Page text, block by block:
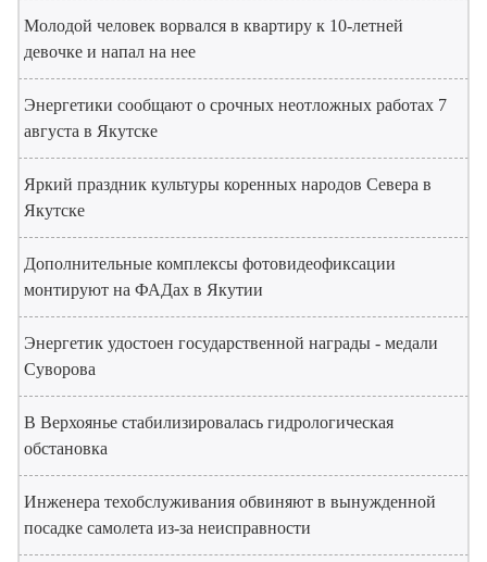
Молодой человек ворвался в квартиру к 10-летней
девочке и напал на нее
Энергетики сообщают о срочных неотложных работах 7
августа в Якутске
Яркий праздник культуры коренных народов Севера в
Якутске
Дополнительные комплексы фотовидеофиксации
монтируют на ФАДах в Якутии
Энергетик удостоен государственной награды - медали
Суворова
В Верхоянье стабилизировалась гидрологическая
обстановка
Инженера техобслуживания обвиняют в вынужденной
посадке самолета из-за неисправности